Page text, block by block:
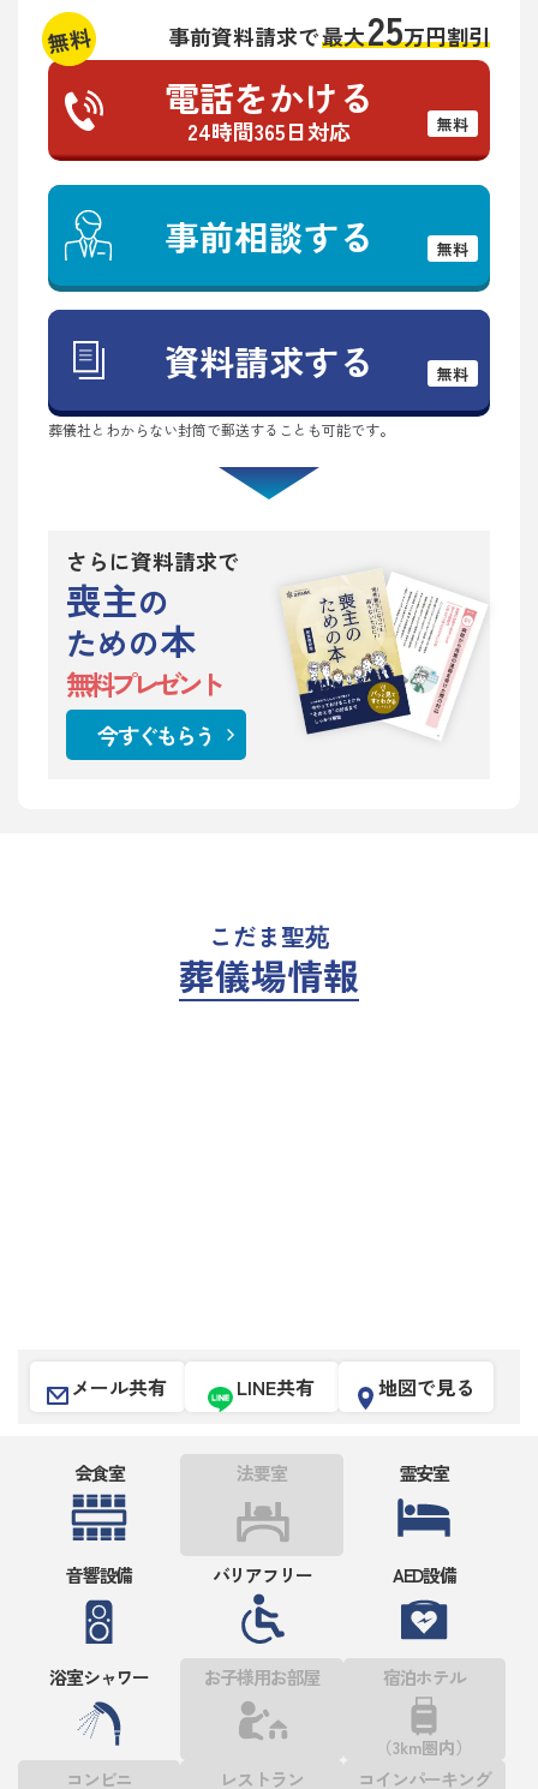
無料 事前資料請求で最大25万円割引
電話をかける
24時間365日対応 無料
事前相談する 無料
資料請求する 無料
葬儀社とわからない封筒で郵送することも可能です。
さらに資料請求で
喪主の
ための本
無料プレゼント
今すぐもらう
こだま聖苑
葬儀場情報
メール共有 LINE共有 地図で見る
会食室 法要室 霊安室
音響設備 バリアフリー AED設備
浴室シャワー お子様用お部屋 宿泊ホテル
（3km圏内）
コンビニ レストラン コインパーキング